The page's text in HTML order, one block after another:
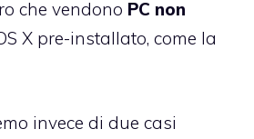
che vendono PC non
X pre-installato, come la
invece di due casi